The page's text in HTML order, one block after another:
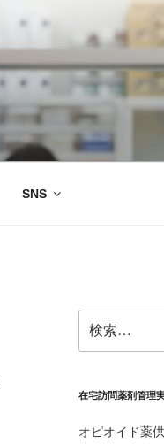
SNS
索:
在宅訪問薬剤管理
オピオイド薬